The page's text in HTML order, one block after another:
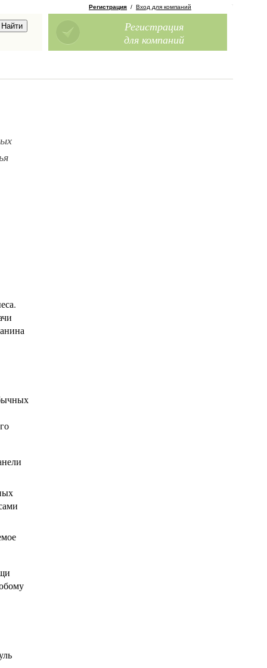
Регистрация / Вход для компаний
Регистрация
для компаний